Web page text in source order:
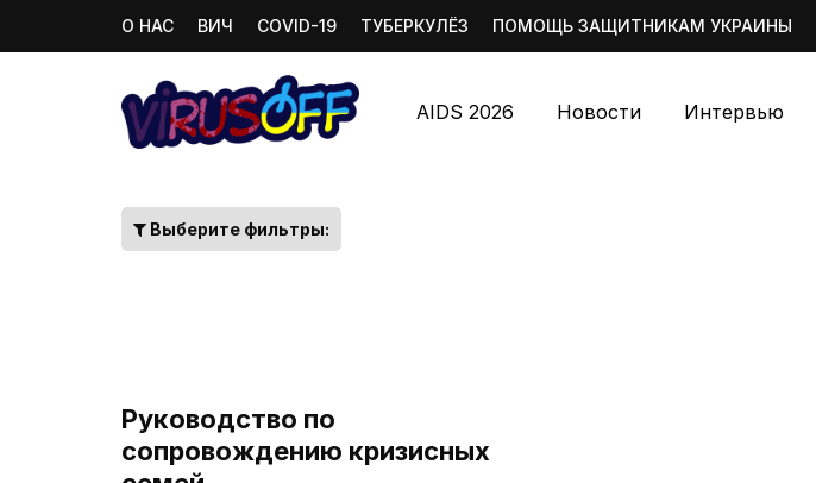
О НАС ВИЧ COVID-19 ТУБЕРКУЛЁЗ ПОМОЩЬ ЗАЩИТНИКАМ УКРАИНЫ
AIDS 2026 Новости Интервью
Выберите фильтры:
Руководство по
сопровождению кризисных